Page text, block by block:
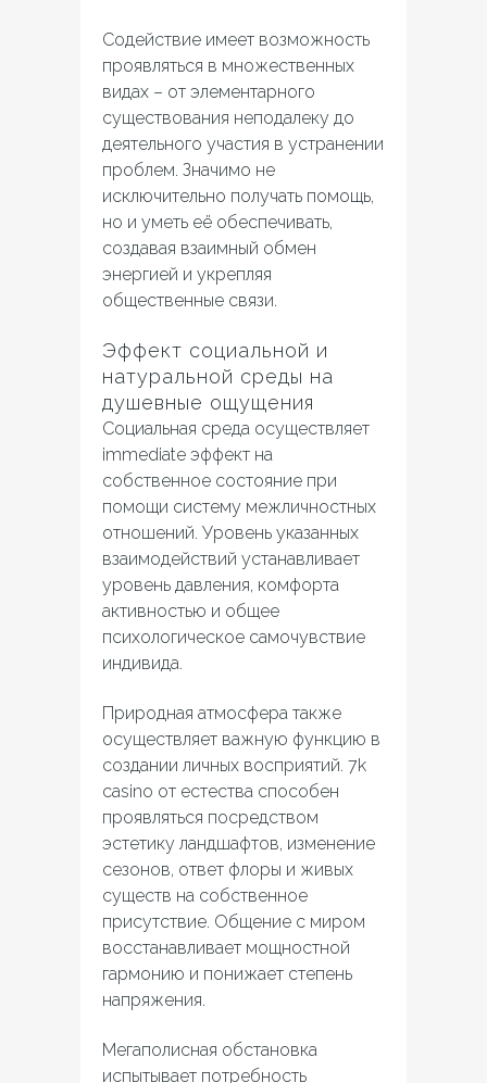
Содействие имеет возможность
проявляться в множественных
видах – от элементарного
существования неподалеку до
деятельного участия в устранении
проблем. Значимо не
исключительно получать помощь,
но и уметь её обеспечивать,
создавая взаимный обмен
энергией и укрепляя
общественные связи.
Эффект социальной и
натуральной среды на
душевные ощущения
Социальная среда осуществляет
immediate эффект на
собственное состояние при
помощи систему межличностных
отношений. Уровень указанных
взаимодействий устанавливает
уровень давления, комфорта
активностью и общее
психологическое самочувствие
индивида.
Природная атмосфера также
осуществляет важную функцию в
создании личных восприятий. 7k
casino от естества способен
проявляться посредством
эстетику ландшафтов, изменение
сезонов, ответ флоры и живых
существ на собственное
присутствие. Общение с миром
восстанавливает мощностной
гармонию и понижает степень
напряжения.
Мегаполисная обстановка
испытывает потребность